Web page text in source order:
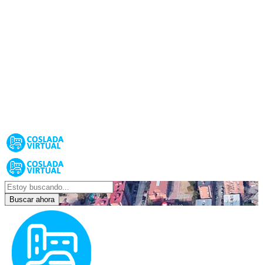
Buscar ahora